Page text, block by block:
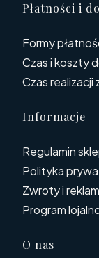
Płatności i
Formy
Czas i koszty
Czas realizacji
Informacje
Regulamin
Polityka
Zwroty i
Program
O nas